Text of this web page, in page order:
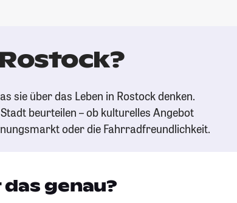
sie über das Leben in Rostock denken.
beurteilen – ob kulturelles Angebot
oder die Fahrradfreundlichkeit.
genau?